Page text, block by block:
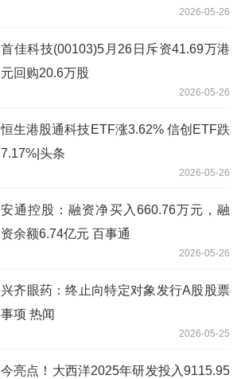
2026-05-26
首佳科技(00103)5月26日斥资41.69万港
元回购20.6万股
2026-05-26
恒生港股通科技ETF涨3.62% 信创ETF跌
7.17%|头条
2026-05-26
安通控股：融资净买入660.76万元，融
资余额6.74亿元 百事通
2026-05-26
兴齐眼药：终止向特定对象发行A股股票
事项 热闻
2026-05-25
今亮点！大西洋2025年研发投入9115.95